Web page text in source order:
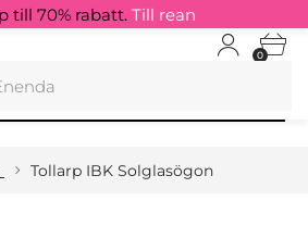
0
till 70% rabatt. Till rean
Tollarp IBK Solglasögon